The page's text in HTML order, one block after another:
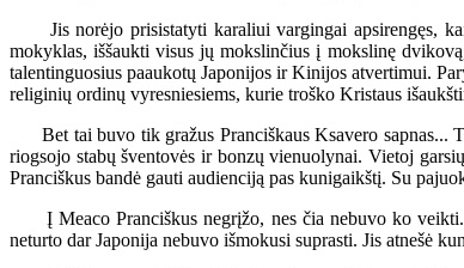
Jis norėjo prisistatyti karaliui vargingai apsirengęs,
mokyklas, iššaukti visus jų mokslinčius į mokslinę
talentinguosius paaukotų Japonijos ir Kinijos atvertimui.
religinių ordinų vyresniesiems, kurie troško Kristaus
Bet tai buvo tik gražus Pranciškaus Ksavero sapnas...
riogsojo stabų šventovės ir bonzų vienuolynai. Vietoj
Pranciškus bandė gauti audienciją pas kunigaikštį. Su
Į Meaco Pranciškus negrįžo, nes čia nebuvo ko veikti.
neturto dar Japonija nebuvo išmokusi suprasti. Jis atnešė